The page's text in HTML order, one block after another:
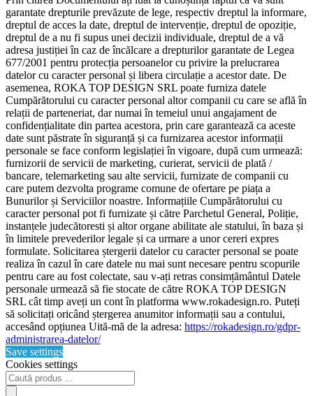
garantate drepturile prevăzute de lege, respectiv dreptul la informare,
dreptul de acces la date, dreptul de intervenție, dreptul de opoziție,
dreptul de a nu fi supus unei decizii individuale, dreptul de a vă
adresa justiției în caz de încălcare a drepturilor garantate de Legea
677/2001 pentru protecția persoanelor cu privire la prelucrarea
datelor cu caracter personal și libera circulație a acestor date. De
asemenea, ROKA TOP DESIGN SRL poate furniza datele
Cumpărătorului cu caracter personal altor companii cu care se află în
relații de parteneriat, dar numai în temeiul unui angajament de
confidențialitate din partea acestora, prin care garantează ca aceste
date sunt păstrate în siguranță și ca furnizarea acestor informații
personale se face conform legislației în vigoare, după cum urmează:
furnizorii de servicii de marketing, curierat, servicii de plată /
bancare, telemarketing sau alte servicii, furnizate de companii cu
care putem dezvolta programe comune de ofertare pe piața a
Bunurilor și Serviciilor noastre. Informațiile Cumpărătorului cu
caracter personal pot fi furnizate și către Parchetul General, Poliție,
instanțele judecătoresti și altor organe abilitate ale statului, în baza și
în limitele prevederilor legale și ca urmare a unor cereri expres
formulate. Solicitarea ștergerii datelor cu caracter personal se poate
realiza în cazul în care datele nu mai sunt necesare pentru scopurile
pentru care au fost colectate, sau v-ați retras consimțământul Datele
personale urmează să fie stocate de către ROKA TOP DESIGN
SRL cât timp aveți un cont în platforma www.rokadesign.ro. Puteți
să solicitați oricând ștergerea anumitor informații sau a contului,
accesând opțiunea Uită-mă de la adresa: https://rokadesign.ro/gdpr-
administrarea-datelor/
Save settings
Cookies settings
Products
search